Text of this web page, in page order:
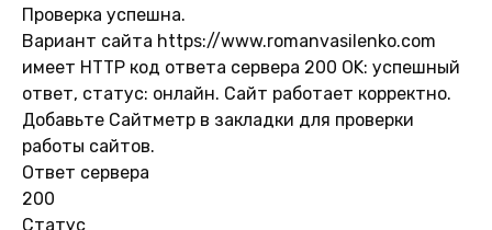
Проверка успешна.
Вариант сайта https://www.romanvasilenko.com
имеет HTTP код ответа сервера 200 OK: успешный
ответ, статус: онлайн. Сайт работает корректно.
Добавьте Сайтметр в закладки для проверки
работы сайтов.
Ответ сервера
200
Статус